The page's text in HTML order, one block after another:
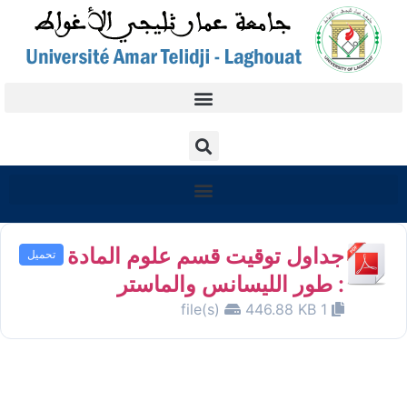
جداول توقيت قسم علوم المادة
: طور الليسانس والماستر
446.88 KB
تحميل